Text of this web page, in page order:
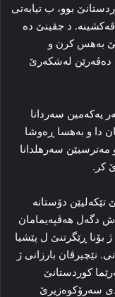
بوو، ب تیابه‌تی
د جڤینێ ده‌
به‌هس کرن و
ده‌ڤه‌رێن له‌شکه‌رێ
یه‌که‌مین سه‌ردانا
دا و به‌هسا ڕه‌وشا
مه‌ترسیێن سه‌رهلدانا
کر.
تێکه‌لیێن دۆستانه‌
دگه‌ل هه‌ڤپه‌یمامان
بۆنا ڕێگرتنێ ل پێشیا
نێچیرڤان بارزانی ژ
کوردستانێ
سه‌رۆکوه‌زیرێ